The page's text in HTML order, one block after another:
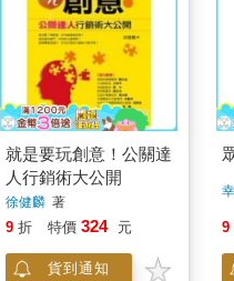
就是要玩創意！公關達
人行銷術大公開
徐健麟著
9 折 特價 324 元
貨到通知
9